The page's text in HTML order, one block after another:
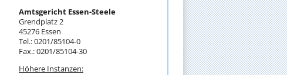
Amtsgericht Essen-Steele
Grendplatz 2
45276 Essen
Tel.: 0201/85104-0
Fax.: 0201/85104-30
Höhere Instanzen: